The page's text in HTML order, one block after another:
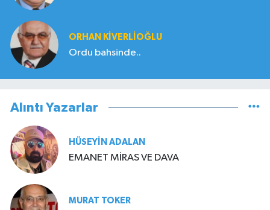
ORHAN KIVERLIOĞLU
Ordu bahsinde..
Alıntı Yazarlar
HÜSEYIN ADALAN
EMANET MİRAS VE DAVA
MURAT TOKER